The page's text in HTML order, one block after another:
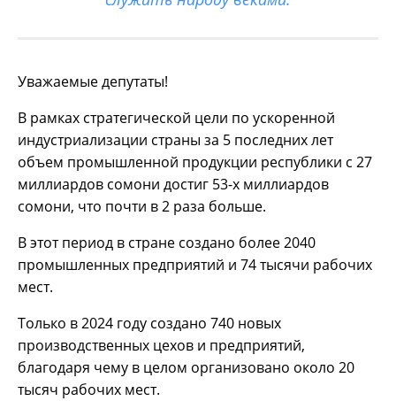
Уважаемые депутаты!
В рамках стратегической цели по ускоренной
индустриализации страны за 5 последних лет
объем промышленной продукции республики с 27
миллиардов сомони достиг 53-х миллиардов
сомони, что почти в 2 раза больше.
В этот период в стране создано более 2040
промышленных предприятий и 74 тысячи рабочих
мест.
Только в 2024 году создано 740 новых
производственных цехов и предприятий,
благодаря чему в целом организовано около 20
тысяч рабочих мест.